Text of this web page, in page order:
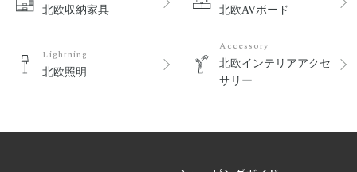
北欧収納家具 北欧AVボード
Lightning
北欧照明
Accessory
北欧インテリアアクセ
サリー